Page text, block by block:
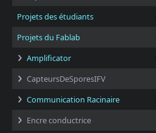
Projets des étudiants
Projets du Fablab
Amplificator
CapteursDeSporesIFV
Communication Racinaire
Encre conductrice